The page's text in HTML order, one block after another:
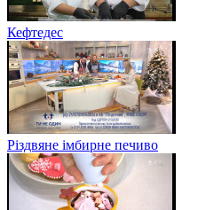
Кефтедес
Різдвяне імбирне печиво